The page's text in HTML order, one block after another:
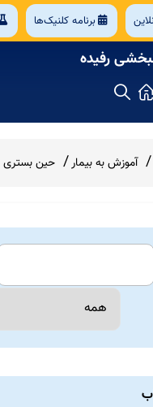
برنامه کلنیک‌ها
رفیده
آموزش به بیمار حین بستری